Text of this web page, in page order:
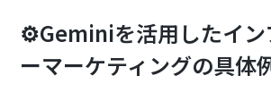
⚙️Geminiを活用したイン
ーマーケティングの具体